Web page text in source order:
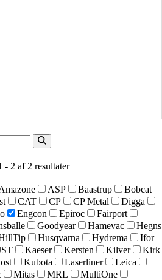
- 2 af 2 resultater
ASP Baastrup
Bobcat
CAT CP CP Metal
Digga
Engcon Epiroc
Fairport
Goodyear Hamevac
Hegns
Husqvarna Hydrema
Ifor
Kaeser Kersten Kilver
Kirk
Kubota Laserliner
Leica
Mitas MRL
MultiOne